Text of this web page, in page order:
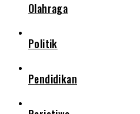
Olahraga
Politik
Pendidikan